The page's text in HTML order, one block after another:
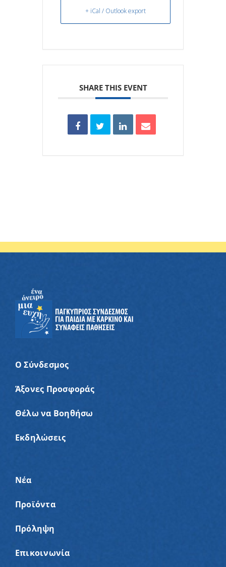
+ iCal / Outlook export
SHARE THIS EVENT
Ο Σύνδεσμος
Άξονες Προσφοράς
Θέλω να Βοηθήσω
Εκδηλώσεις
Νέα
Προϊόντα
Πρόληψη
Επικοινωνία